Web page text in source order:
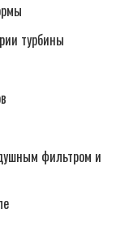
турбины
фильтром и